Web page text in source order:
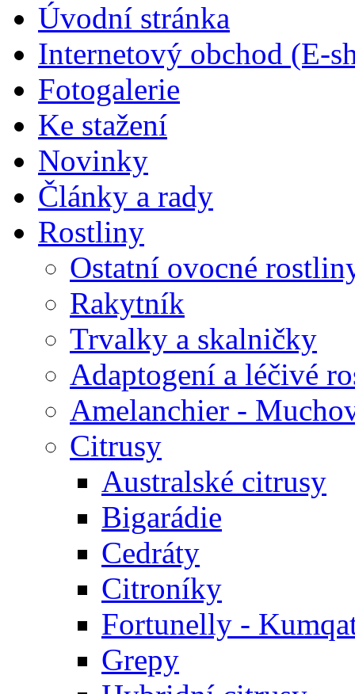
Úvodní stránka
Internetový obchod (E-
Fotogalerie
Ke stažení
Novinky
Články a rady
Rostliny
Ostatní ovocné
Rakytník
Trvalky a skalničky
Adaptogení a léčivé
Amelanchier -
Citrusy
Australské citrusy
Bigarádie
Cedráty
Citroníky
Fortunelly -
Grepy